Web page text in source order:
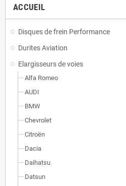
ACCUEIL
Disques de frein Performance
Durites Aviation
Elargisseurs de voies
Alfa Romeo
AUDI
BMW
Chevrolet
Citroën
Dacia
Daihatsu
Datsun